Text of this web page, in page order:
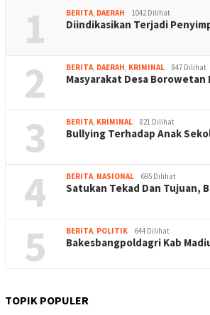
1 BERITA DAERAH 1042 Dilihat
Diindikasikan Terjadi
2 BERITA DAERAH KRIMINAL 847 Dilihat
Masyarakat Desa
3 BERITA KRIMINAL 821 Dilihat
Bullying Terhadap Anak
4 BERITA NASIONAL 695 Dilihat
Satukan Tekad Dan Tujuan,
5 BERITA POLITIK 644 Dilihat
Bakesbangpoldagri Kab
TOPIK POPULER